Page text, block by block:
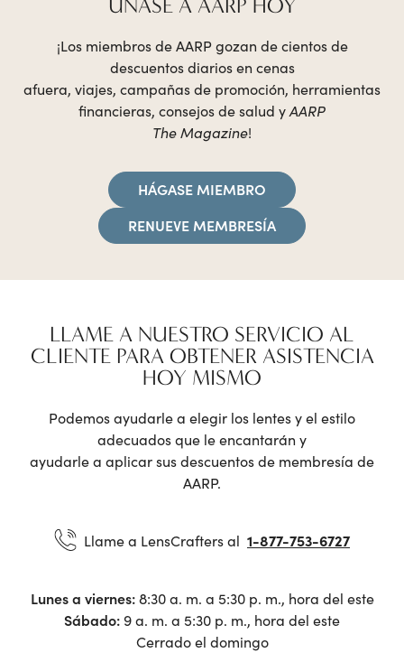
Pueden aplicarse otras exclusiones. Consulte a un asociado de la
tienda para obtener
detalles. Los descuentos son sobre el precio marcado. Sin valor
monetario. Válido
solo en tiendas. Nulo donde esté prohibido. La oferta caduca el
ÚNASE A AARP HOY
¡Los miembros de AARP gozan de cientos de
descuentos diarios en cenas
afuera, viajes, campañas de promoción, herramientas
financieras, consejos de salud yAARP
The Magazine!
HÁGASE MIEMBRO
RENUEVE MEMBRESÍA
LLAME A NUESTRO SERVICIO AL
CLIENTE PARA OBTENER ASISTENCIA
HOY MISMO
Podemos ayudarle a elegir los lentes y el estilo
adecuados que le encantarán y
ayudarle a aplicar sus descuentos de membresía de
AARP.
Llame a LensCrafters al 1-877-753-6727
Lunes a viernes:8:30 a. m. a 5:30 p. m., hora del este
Sábado:9 a. m. a 5:30 p. m., hora del este
Cerrado el domingo